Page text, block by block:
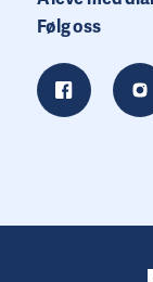
Følg oss